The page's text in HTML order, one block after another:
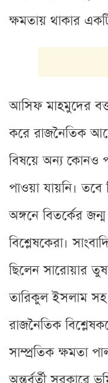
ক্ষমতায় থাকার
আসিফ মাহমুদের
করে রাজনৈতিক
বিষয়ে অন্য কোনও
পাওয়া যায়নি।
অঙ্গনে বিতর্কের
বিশ্লেষকেরা।
ছিলেন সারোয়ার
তারিকুল ইসলাম সহ
রাজনৈতিক
সাম্প্রতিক ক্ষমতা